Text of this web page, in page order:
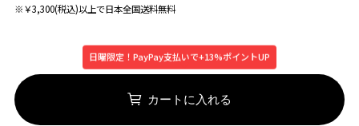
※￥3,300(税込)以上で日本全国送料無料
日曜限定！PayPay支払いで+13%ポイントUP
カートに入れる